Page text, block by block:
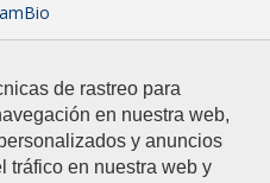
de rastreo para
en nuestra web,
y anuncios
tráfico en nuestra web y